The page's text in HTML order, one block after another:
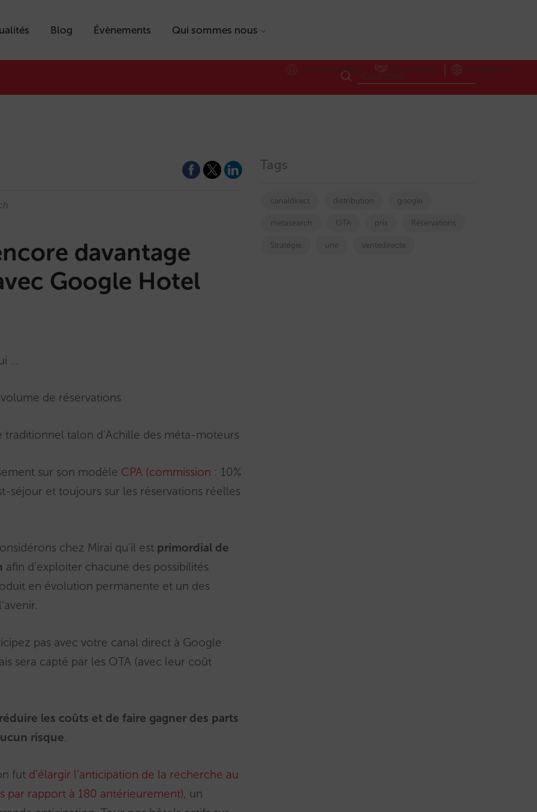
Blog Évènements Qui sommes nous
Accès Hôteliers Partnerships International
davantage
Google Hotel
…
de réservations
talon d’Achille des méta-moteurs
sur son modèle CPA (commission : 10%
séjour et toujours sur les réservations réelles
chez Mirai qu’il est primordial de
afin d’exploiter chacune des possibilités
en évolution permanente et un des
pas avec votre canal direct à Google
sera capté par les OTA (avec leur coût
réduire les coûts et de faire gagner des parts
risque.
fut d’élargir l’anticipation de la recherche au
par rapport à 180 antérieurement), un
Tags
canaldirect distribution google
metasearch OTA prix Réservations
Stratégie une ventedirecte